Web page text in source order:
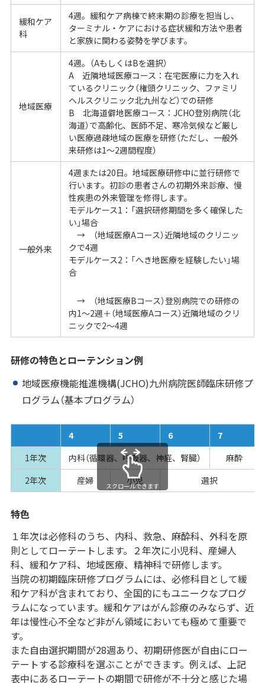
緩和ケア
科
4週。緩和ケア病棟で終末期の診療を担当し、
ターミナル・ケアにおける症状緩和方法や患者
と家族に関わる姿勢を学びます。
地域医療
4週。（AもしくはBを選択）
A 近隣地域医療コース：在宅医療に力を入れ
ているクリニック（権頭クリニック、ファミリ
ヘルスクリニック北九州など）での研修
B 北海道僻地医療コース：JCHO登別病院（北
海道）で高齢化、医師不足、寒冷気候など厳し
い医療過疎地域の医療を研修（ただし、一般外
来研修は1～2週間程度）
一般外来
4週または20日。地域医療研修中に並行研修で
行います。初診の患者さんの初期外来診療、慢
性疾患の外来管理を修得します。
モデルケース1：「選択研修期間を多く確保した
い」場合
→ （地域医療Aコース）近隣地域のクリニッ
クで4週
モデルケース2：「へき地医療を経験したい」場
合
→ （地域医療Bコース）登別病院での研修の
内1～2週＋（地域医療Aコース）近隣地域のクリ
ニックで2～4週
研修の特色とローテンション例
地域医療機能推進機構(JCHO)九州病院医師臨床研修プ
ログラム（基本プログラム）
4 5 6
7
1年次
内科（循環器、呼吸器、神経、腎臓）
麻酔
2年次
産婦 小児 選択
スクロールできます
特色
１年次は必修科のうち、内科、救急、麻酔科、外科を原
則としてローテートします。２年次に小児科、産婦人
科、緩和ケア科、地域医療、精神科で研修します。
当院の初期臨床研修プログラムには、必修科目として緩
和ケア科が含まれており、全国的にもユニークなプログ
ラムになっています。緩和ケアはがん診療のみならず、近
年は慢性心不全など非がん領域においても極めて重要で
す。
また自由選択期間が28週あり、初期研修医が自由にロー
テートする診療科を選ぶことができます。例えば、上記
表中にあるローテートの期間で研修が不十分と感じた場